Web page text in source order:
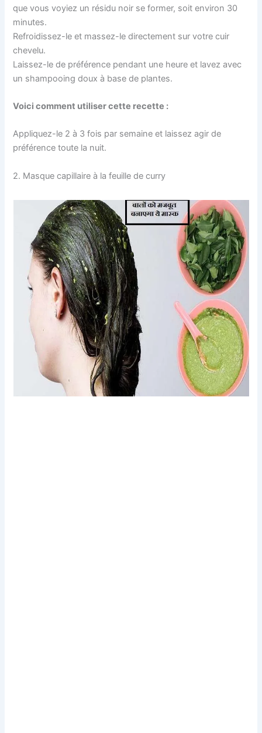
que vous voyiez un résidu noir se former, soit environ 30
minutes.
Refroidissez-le et massez-le directement sur votre cuir
chevelu.
Laissez-le de préférence pendant une heure et lavez avec
un shampooing doux à base de plantes.
Voici comment utiliser cette recette :
Appliquez-le 2 à 3 fois par semaine et laissez agir de
préférence toute la nuit.
2. Masque capillaire à la feuille de curry